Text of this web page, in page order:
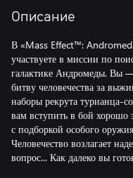
Описание
В «Mass Effect™:
участвуете в миссии по
галактике Андромеды. Вы
битву человечества за
наборы рекрута турианца-
вам вступить в бой
с подборкой особого
Человечество возлагает
вопрос... Как далеко вы